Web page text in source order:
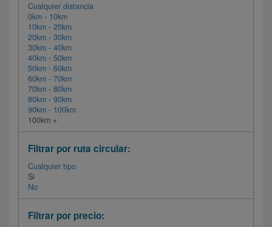
Cualquier distancia
0km - 10km
10km - 20km
20km - 30km
30km - 40km
40km - 50km
50km - 60km
60km - 70km
70km - 80km
80km - 90km
90km - 100km
100km +
Filtrar por ruta circular:
Cualquier tipo
Si
No
Filtrar por precio: